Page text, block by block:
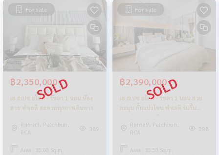
For sale
฿2,350,000
เอ สเปซ อโศก - รัชดา 1 นอน ห้อง
สวย ทำเลดี สะดวกทุกการเดินทาง
Rama9, Petchburi,
RCA
389
Area : 35.00 Sq.m.
For sale
฿2,390,000
เอ สเปซ อโศก - รัชดา 1 นอน สวย
ละมุน กั้นแบ่งโซน ทำเลดี ร่มรื่น
สะดวกทุกการเดินทาง
Rama9, Petchburi,
RCA
398
Area : 35.50 Sq.m.